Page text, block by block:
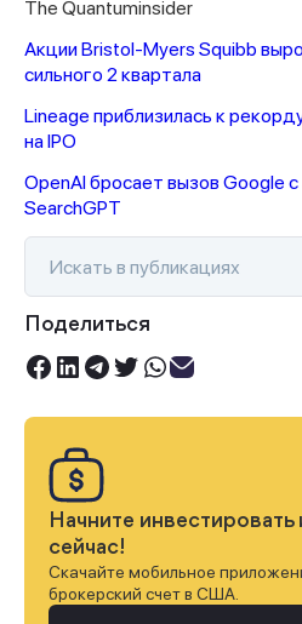
The Quantuminsider
Акции Bristol-Myers Squibb
сильного 2 квартала
Lineage приблизилась к
на IPO
OpenAI бросает вызов Google
SearchGPT
Поделиться
Начните инвестировать
сейчас!
Скачайте мобильное
брокерский счет в США.
Спасибо за
вами в